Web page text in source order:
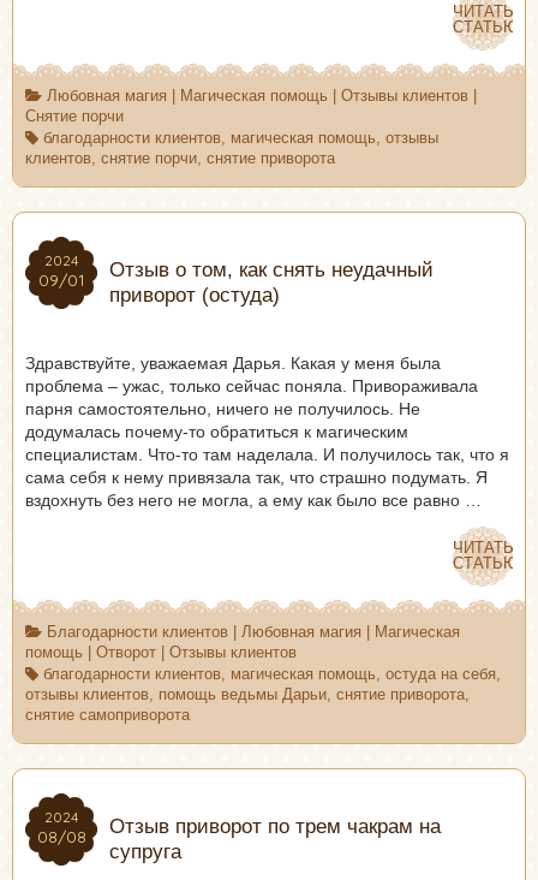
ЧИТАТЬ
СТАТЬЮ
ЧИТАТЬ
СТАТЬЮ
Любовная магия Магическая помощь Отзывы клиентов|
Снятие порчи
благодарности клиентов, магическая помощь
отзывы
клиентов снятие порчи снятие приворота
2024
09/01
2024
09/01
Отзыв о том, как снять неудачный
приворот (остуда)
Здравствуйте, уважаемая Дарья. Какая у меня была
проблема – ужас, только сейчас поняла. Привораживала
парня самостоятельно, ничего не получилось. Не
додумалась почему-то обратиться к магическим
специалистам. Что-то там наделала. И получилось так, что я
сама себя к нему привязала так, что страшно подумать. Я
вздохнуть без него не могла, а ему как было все равно …
ЧИТАТЬ
СТАТЬЮ
ЧИТАТЬ
СТАТЬЮ
Благодарности клиентов| Любовная магия
Магическая
помощь
Отворот
Отзывы клиентов
благодарности клиентов, магическая помощь, остуда на себя,
отзывы клиентов, помощь ведьмы Дарьи, снятие приворота,
снятие самоприворота
2024
08/08
2024
08/08
Отзыв приворот по трем чакрам на
супруга